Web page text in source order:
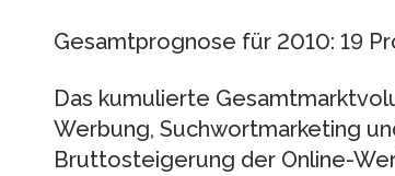
Gesamtprognose für 2010: 19
Das kumulierte
Werbung, Suchwortmarketing
Bruttosteigerung der Online-